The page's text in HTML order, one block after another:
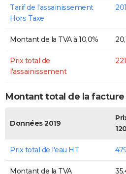
Tarif de l'assainissement
Hors Taxe
Montant de la TVA à 10,0%
Prix total de
l'assainissement
Montant total de la facture
Données 2019
Prix total de l'eau HT
Montant de la TVA